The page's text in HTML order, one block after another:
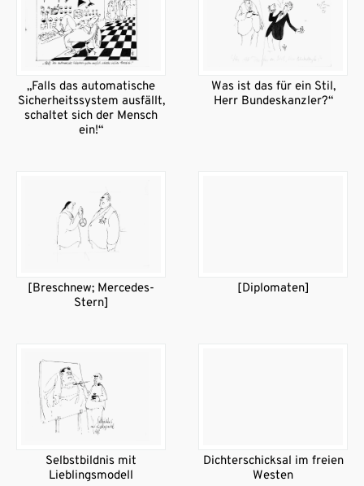
„Falls das automatische
Sicherheitssystem ausfällt,
schaltet sich der Mensch
ein!“
Was ist das für ein Stil,
Herr Bundeskanzler?“
[Breschnew; Mercedes-
Stern]
[Diplomaten]
Selbstbildnis mit
Lieblingsmodell
Dichterschicksal im freien
Westen